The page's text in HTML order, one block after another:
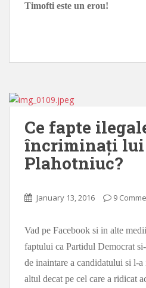
Timofti este un erou!
Ce fapte
încriminați lui
Plahotniuc?
January 13, 2016 9
Vad pe Facebook si in alte
faptului ca Partidul Democrat
de inaintare a candidatului si l-
altul decat pe cel care a ridicat